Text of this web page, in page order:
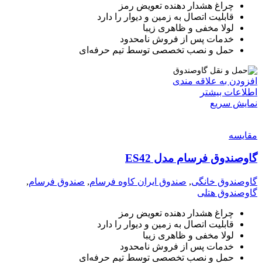
چراغ هشدار دهنده تعویض رمز
قابلیت اتصال به زمین و دیوار را دارد
لولا مخفی و ظاهری زیبا
خدمات پس از فروش نامحدود
حمل و نصب تخصصی توسط تیم حرفه‌ای
افزودن به علاقه مندی
اطلاعات بیشتر
نمایش سریع
مقايسه
گاوصندوق فرسام مدل ES42
گاوصندوق خانگی, صندوق ایران کاوه فرسام, صندوق فرسام,
گاوصندوق هتلی
چراغ هشدار دهنده تعویض رمز
قابلیت اتصال به زمین و دیوار را دارد
لولا مخفی و ظاهری زیبا
خدمات پس از فروش نامحدود
حمل و نصب تخصصی توسط تیم حرفه‌ای